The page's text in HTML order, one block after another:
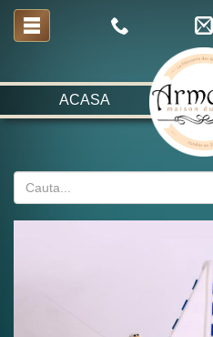
ACASA